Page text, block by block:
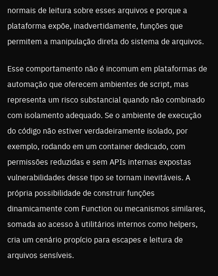
normais de leitura sobre esses arquivos e porque a
plataforma expõe, inadvertidamente, funções que
permitem a manipulação direta do sistema de arquivos.
Esse comportamento não é incomum em plataformas de
automação que oferecem ambientes de script, mas
representa um risco substancial quando não combinado
com isolamento adequado. Se o ambiente de execução
do código não estiver verdadeiramente isolado, por
exemplo, rodando em um container dedicado, com
permissões reduzidas e sem APIs internas expostas
vulnerabilidades desse tipo se tornam inevitáveis. A
própria possibilidade de construir funções
dinamicamente com Function ou mecanismos similares,
somada ao acesso à utilitários internos como helpers,
cria um cenário propício para escapes e leitura de
arquivos sensíveis.